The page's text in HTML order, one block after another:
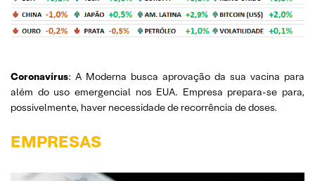
Coronavírus: A Moderna busca aprovação da sua vacina para
além do uso emergencial nos EUA. Empresa prepara-se para,
possivelmente, haver necessidade de recorrência de doses.
EMPRESAS